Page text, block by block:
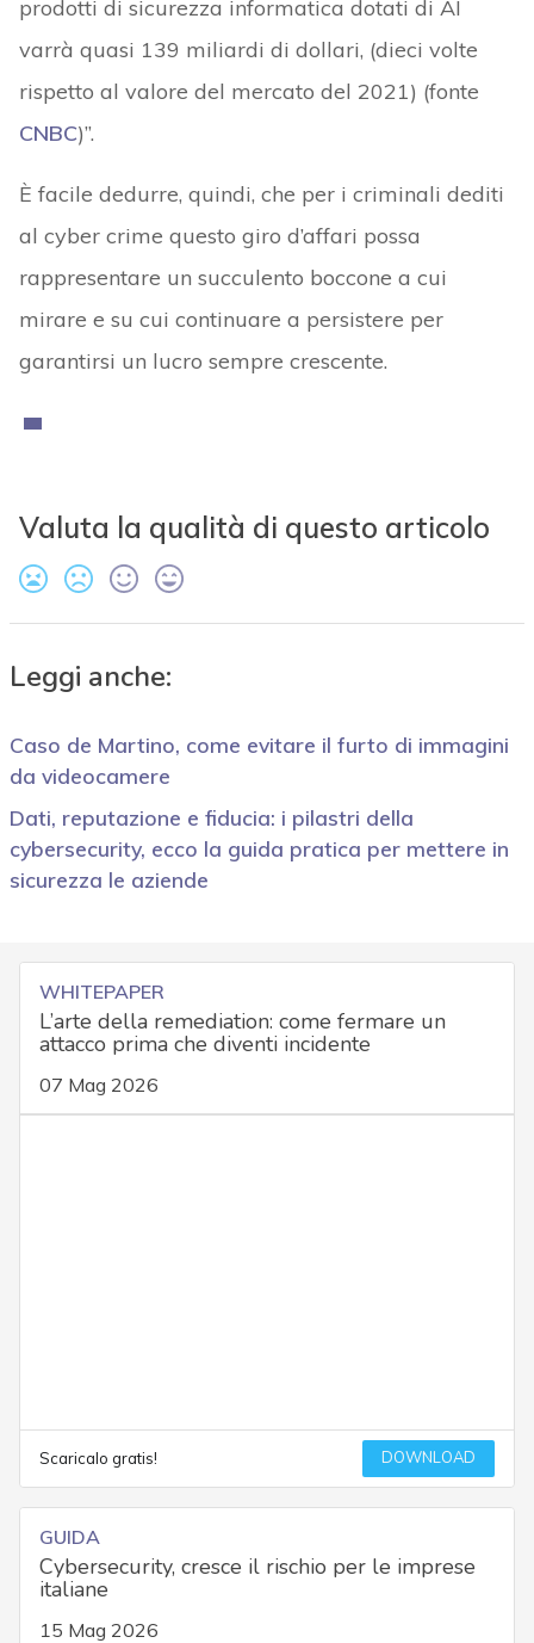
prodotti di sicurezza informatica dotati di AI
varrà quasi 139 miliardi di dollari, (dieci volte
rispetto al valore del mercato del 2021) (fonte
CNBC)”.
È facile dedurre, quindi, che per i criminali dediti
al cyber crime questo giro d’affari possa
rappresentare un succulento boccone a cui
mirare e su cui continuare a persistere per
garantirsi un lucro sempre crescente.
Valuta la qualità di questo articolo
Leggi anche:
Caso de Martino, come evitare il furto di immagini
da videocamere
Dati, reputazione e fiducia: i pilastri della
cybersecurity, ecco la guida pratica per mettere in
sicurezza le aziende
WHITEPAPER
L’arte della remediation: come fermare un
attacco prima che diventi incidente
07 Mag 2026
Scaricalo gratis! DOWNLOAD
GUIDA
Cybersecurity, cresce il rischio per le imprese
italiane
15 Mag 2026